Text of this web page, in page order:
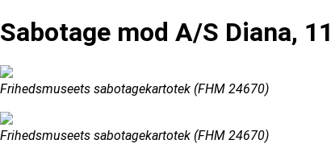
Sabotage mod A/S Diana,
Frihedsmuseets sabotagekartotek (FHM 24670)
Frihedsmuseets sabotagekartotek (FHM 24670)